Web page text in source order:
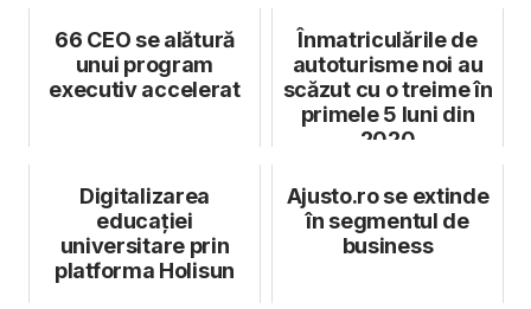
66 CEO se alătură
unui program
executiv accelerat
Înmatriculările de
autoturisme noi au
scăzut cu o treime în
primele 5 luni din
2020
Digitalizarea
educației
universitare prin
platforma Holisun
Ajusto.ro se extinde
în segmentul de
business